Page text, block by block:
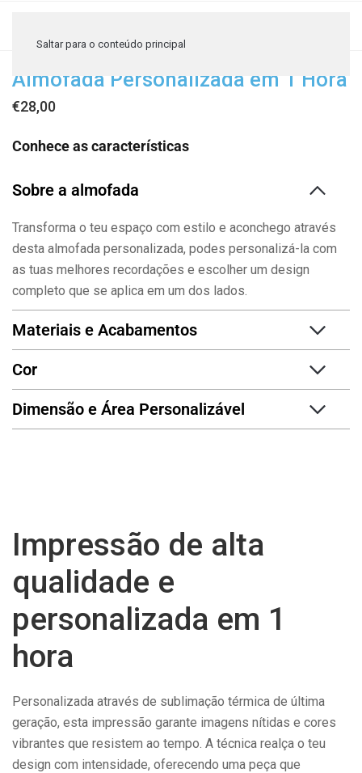
Saltar para o conteúdo principal
Almofada Personalizada em 1 Hora
€28,00
Conhece as características
Sobre a almofada
Transforma o teu espaço com estilo e aconchego através
desta almofada personalizada, podes personalizá-la com
as tuas melhores recordações e escolher um design
completo que se aplica em um dos lados.
Materiais e Acabamentos
Cor
Dimensão e Área Personalizável
Impressão de alta
qualidade e
personalizada em 1
hora
Personalizada através de sublimação térmica de última
geração, esta impressão garante imagens nítidas e cores
vibrantes que resistem ao tempo. A técnica realça o teu
design com intensidade, oferecendo uma peça que